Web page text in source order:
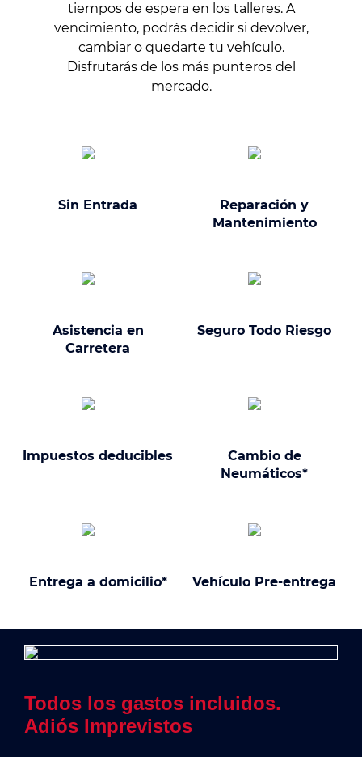
tiempos de espera en los talleres. A
vencimiento, podrás decidir si devolver,
cambiar o quedarte tu vehículo.
Disfrutarás de los más punteros del
mercado.
Sin Entrada
Reparación y
Mantenimiento
Asistencia en
Carretera
Seguro Todo Riesgo
Impuestos deducibles
Cambio de
Neumáticos*
Entrega a domicilio* Vehículo Pre-entrega
Todos los gastos incluidos.
Adiós Imprevistos